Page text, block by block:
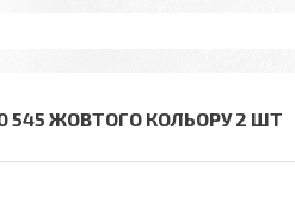
545 ЖОВТОГО КОЛЬОРУ 2 ШТ